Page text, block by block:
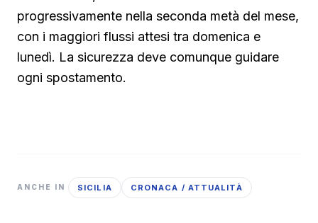
progressivamente nella seconda metà del mese,
con i maggiori flussi attesi tra domenica e
lunedì. La sicurezza deve comunque guidare
ogni spostamento.
ANCHE IN SICILIA CRONACA / ATTUALITÀ